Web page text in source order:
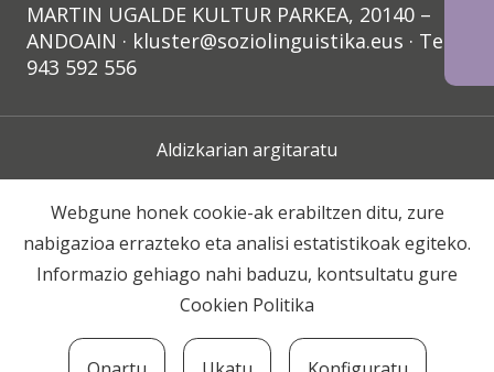
MARTIN UGALDE KULTUR PARKEA, 20140 –
ANDOAIN · kluster@soziolinguistika.eus · Tel.:
943 592 556
Aldizkarian argitaratu
Lege Oharra
Harpidetza
Webgune honek cookie-ak erabiltzen ditu, zure
nabigazioa errazteko eta analisi estatistikoak egiteko.
Informazio gehiago nahi baduzu, kontsultatu gure
Cookien Politika